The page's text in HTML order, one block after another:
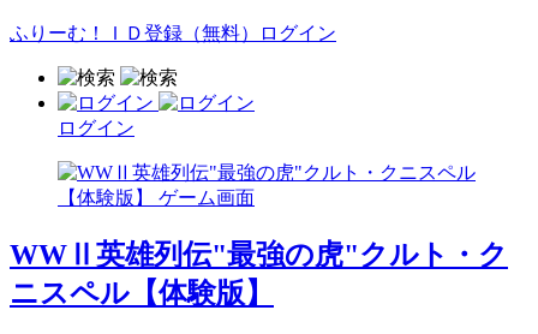
ふりーむ！ＩＤ登録（無料） ログイン
ログイン
WWⅡ英雄列伝"最強の虎"クルト・ク
ニスペル【体験版】